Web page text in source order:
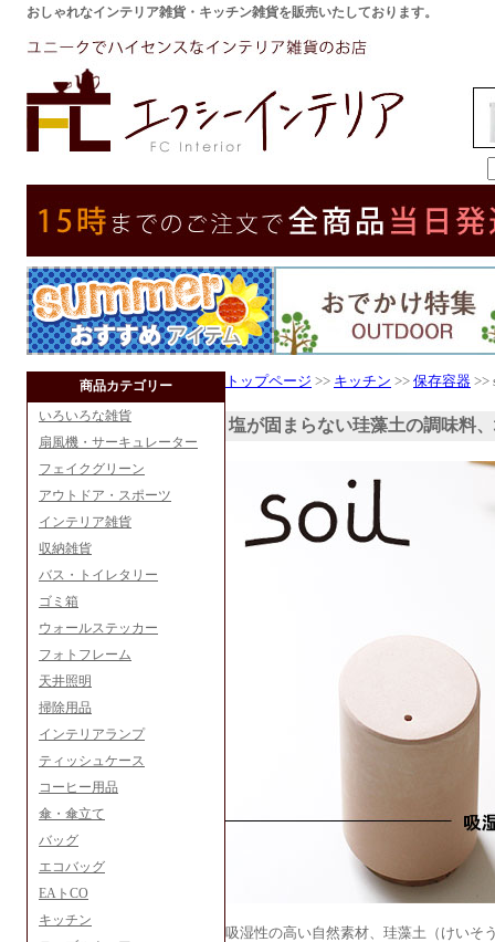
おしゃれなインテリア雑貨・キッチン雑貨を販売いたしております。
商品カテゴリー
いろいろな雑貨
扇風機・サーキュレーター
フェイクグリーン
アウトドア・スポーツ
インテリア雑貨
収納雑貨
バス・トイレタリー
ゴミ箱
ウォールステッカー
フォトフレーム
天井照明
掃除用品
インテリアランプ
ティッシュケース
コーヒー用品
傘・傘立て
バッグ
エコバッグ
EAトCO
キッチン
トップページ >> キッチン >> 保存容器 >>
塩が固まらない珪藻土の調味料
吸湿性の高い自然素材、珪藻土（けいそ